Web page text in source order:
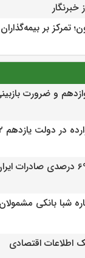
تمرکز بر
و ضرورت
دولت یازدهم ۱۱.۲ میلیارد دلار است
شبا بانکی
اطلاعات اقتصادی